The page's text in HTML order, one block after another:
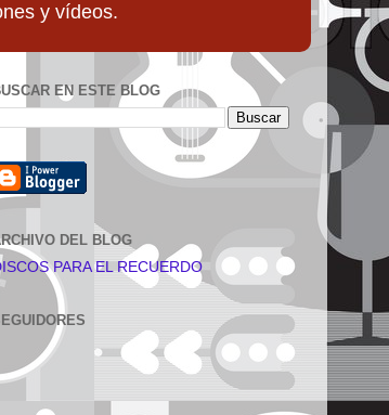
y vídeos.
EN ESTE BLOG
DEL BLOG
PARA EL RECUERDO